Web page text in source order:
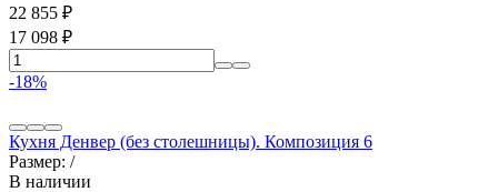
22 855 ₽
17 098 ₽
-18%
Кухня Денвер (без столешницы). Композиция 6
Размер: /
В наличии